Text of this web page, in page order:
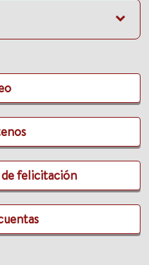
felicitación